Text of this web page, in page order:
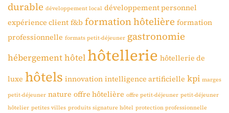
durable développement local développement personnel
expérience client f&b formation hôtelière formation
professionnelle formats petit-déjeuner gastronomie
hébergementhôtel hôtellerie hôtellerie de
luxe hôtels innovation intelligence artificielle kpi marges
petit-déjeuner nature offre hôtelière offre petit-déjeuner petit-déjeuner
hôtelier petites villes produits signature hôtel protection professionnelle